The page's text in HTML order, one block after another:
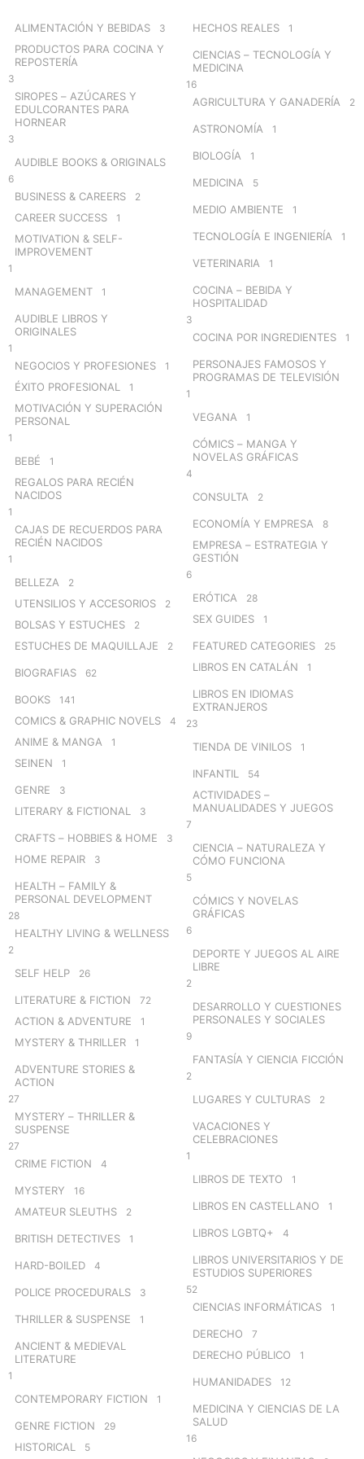
ALIMENTACIÓN Y BEBIDAS 3
PRODUCTOS PARA COCINA Y
REPOSTERÍA
3
SIROPES – AZÚCARES Y
EDULCORANTES PARA
HORNEAR
3
AUDIBLE BOOKS & ORIGINALS
6
BUSINESS & CAREERS 2
CAREER SUCCESS 1
MOTIVATION & SELF-
IMPROVEMENT
1
MANAGEMENT 1
AUDIBLE LIBROS Y
ORIGINALES
1
NEGOCIOS Y PROFESIONES 1
ÉXITO PROFESIONAL 1
MOTIVACIÓN Y SUPERACIÓN
PERSONAL
1
BEBÉ 1
REGALOS PARA RECIÉN
NACIDOS
1
CAJAS DE RECUERDOS PARA
RECIÉN NACIDOS
1
BELLEZA 2
UTENSILIOS Y ACCESORIOS 2
BOLSAS Y ESTUCHES 2
ESTUCHES DE MAQUILLAJE 2
BIOGRAFIAS 62
BOOKS 141
COMICS & GRAPHIC NOVELS 4
ANIME & MANGA 1
SEINEN 1
GENRE 3
LITERARY & FICTIONAL 3
CRAFTS – HOBBIES & HOME 3
HOME REPAIR 3
HEALTH – FAMILY &
PERSONAL DEVELOPMENT
28
HEALTHY LIVING & WELLNESS
2
SELF HELP 26
LITERATURE & FICTION 72
ACTION & ADVENTURE 1
MYSTERY & THRILLER 1
ADVENTURE STORIES &
ACTION
27
MYSTERY – THRILLER &
SUSPENSE
27
CRIME FICTION 4
MYSTERY 16
AMATEUR SLEUTHS 2
BRITISH DETECTIVES 1
HARD-BOILED 4
POLICE PROCEDURALS 3
THRILLER & SUSPENSE 1
ANCIENT & MEDIEVAL
LITERATURE
1
CONTEMPORARY FICTION 1
GENRE FICTION 29
HISTORICAL 5
HECHOS REALES 1
CIENCIAS – TECNOLOGÍA Y
MEDICINA
16
AGRICULTURA Y GANADERÍA 2
ASTRONOMÍA 1
BIOLOGÍA 1
MEDICINA 5
MEDIO AMBIENTE 1
TECNOLOGÍA E INGENIERÍA 1
VETERINARIA 1
COCINA – BEBIDA Y
HOSPITALIDAD
3
COCINA POR INGREDIENTES 1
PERSONAJES FAMOSOS Y
PROGRAMAS DE TELEVISIÓN
1
VEGANA 1
CÓMICS – MANGA Y
NOVELAS GRÁFICAS
4
CONSULTA 2
ECONOMÍA Y EMPRESA 8
EMPRESA – ESTRATEGIA Y
GESTIÓN
6
ERÓTICA 28
SEX GUIDES 1
FEATURED CATEGORIES 25
LIBROS EN CATALÁN 1
LIBROS EN IDIOMAS
EXTRANJEROS
23
TIENDA DE VINILOS 1
INFANTIL 54
ACTIVIDADES –
MANUALIDADES Y JUEGOS
7
CIENCIA – NATURALEZA Y
CÓMO FUNCIONA
5
CÓMICS Y NOVELAS
GRÁFICAS
6
DEPORTE Y JUEGOS AL AIRE
LIBRE
2
DESARROLLO Y CUESTIONES
PERSONALES Y SOCIALES
9
FANTASÍA Y CIENCIA FICCIÓN
2
LUGARES Y CULTURAS 2
VACACIONES Y
CELEBRACIONES
1
LIBROS DE TEXTO 1
LIBROS EN CASTELLANO 1
LIBROS LGBTQ+ 4
LIBROS UNIVERSITARIOS Y DE
ESTUDIOS SUPERIORES
52
CIENCIAS INFORMÁTICAS 1
DERECHO 7
DERECHO PÚBLICO 1
HUMANIDADES 12
MEDICINA Y CIENCIAS DE LA
SALUD
16